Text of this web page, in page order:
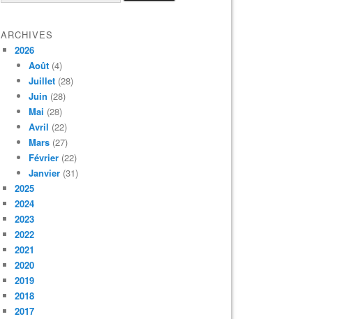
ARCHIVES
2026
Août (4)
Juillet (28)
Juin (28)
Mai (28)
Avril (22)
Mars (27)
Février (22)
Janvier (31)
2025
2024
2023
2022
2021
2020
2019
2018
2017